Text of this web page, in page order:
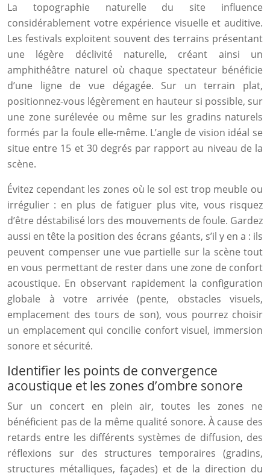
La topographie naturelle du site influence
considérablement votre expérience visuelle et auditive.
Les festivals exploitent souvent des terrains présentant
une légère déclivité naturelle, créant ainsi un
amphithéâtre naturel où chaque spectateur bénéficie
d’une ligne de vue dégagée. Sur un terrain plat,
positionnez-vous légèrement en hauteur si possible, sur
une zone surélevée ou même sur les gradins naturels
formés par la foule elle-même. L’angle de vision idéal se
situe entre 15 et 30 degrés par rapport au niveau de la
scène.
Évitez cependant les zones où le sol est trop meuble ou
irrégulier : en plus de fatiguer plus vite, vous risquez
d’être déstabilisé lors des mouvements de foule. Gardez
aussi en tête la position des écrans géants, s’il y en a : ils
peuvent compenser une vue partielle sur la scène tout
en vous permettant de rester dans une zone de confort
acoustique. En observant rapidement la configuration
globale à votre arrivée (pente, obstacles visuels,
emplacement des tours de son), vous pourrez choisir
un emplacement qui concilie confort visuel, immersion
sonore et sécurité.
Identifier les points de convergence
acoustique et les zones d’ombre sonore
Sur un concert en plein air, toutes les zones ne
bénéficient pas de la même qualité sonore. À cause des
retards entre les différents systèmes de diffusion, des
réflexions sur des structures temporaires (gradins,
structures métalliques, façades) et de la direction du